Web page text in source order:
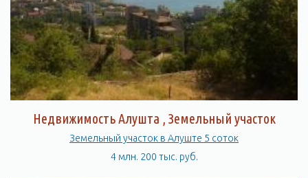
Здесь есть все необходимое для того, чтобы провести время
с удовольствием и насладиться красотами Крыма.
Недвижимость Алушта , Земельный участок
Земельный участок в Алуште 5 соток
4 млн. 200 тыс. руб.